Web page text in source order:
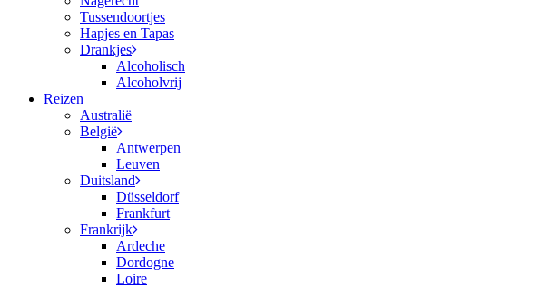
Tussendoortjes
Hapjes en Tapas
Drankjes
Alcoholisch
Alcoholvrij
Reizen
Australië
België
Antwerpen
Leuven
Duitsland
Düsseldorf
Frankfurt
Frankrijk
Ardeche
Dordogne
Loire